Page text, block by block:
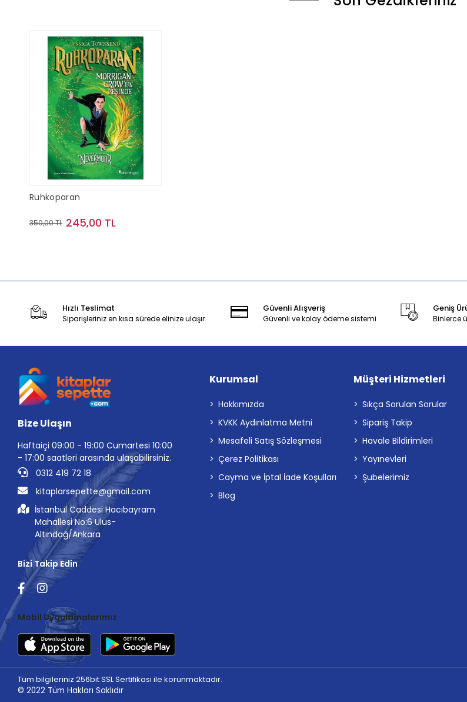
Ruhkoparan
350,00 TL 245,00 TL
Hızlı Teslimat
Siparişleriniz en kısa sürede elinize ulaşır.
Güvenli Alışveriş
Güvenli ve kolay ödeme sistemi
Geniş
Binlerce
Bize Ulaşın
Haftaiçi 09:00 - 19:00 Cumartesi 10:00
- 17:00 saatleri arasında ulaşabilirsiniz.
0312 419 72 18
kitaplarsepette@gmail.com
İstanbul Caddesi Hacıbayram
Mahallesi No:6 Ulus-
Altındağ/Ankara
Bizi Takip Edin
Mobil Uygulamalarımız
Kurumsal
Hakkımızda
KVKK Aydınlatma Metni
Mesafeli Satış Sözleşmesi
Çerez Politikası
Cayma ve İptal İade Koşulları
Blog
Müşteri Hizmetleri
Sıkça Sorulan Sorular
Sipariş Takip
Havale Bildirimleri
Yayınevleri
Şubelerimiz
Tüm bilgileriniz 256bit SSL Sertifikası ile korunmaktadır.
© 2022 Tüm Hakları Saklıdır